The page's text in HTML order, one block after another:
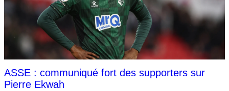
ASSE : communiqué fort des supporters sur
Pierre Ekwah